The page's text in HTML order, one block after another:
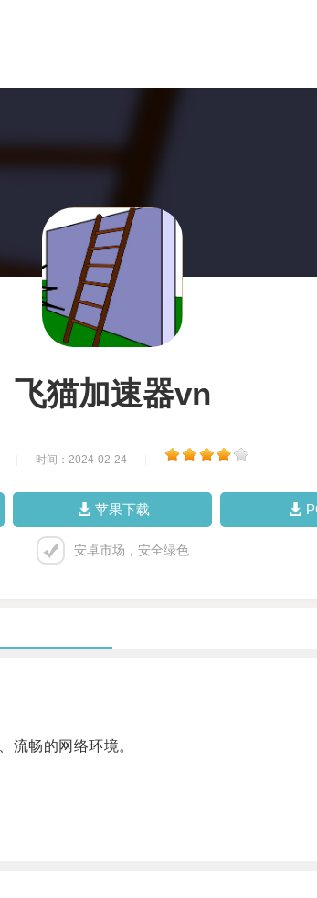
飞猫加速器vn
时间：2024-02-24
苹果下载
安卓市场，安全绿色
畅的网络环境。